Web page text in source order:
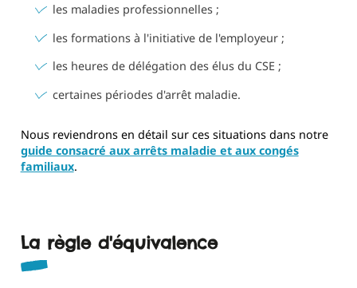
les maladies professionnelles ;
les formations à l'initiative de l'employeur ;
les heures de délégation des élus du CSE ;
certaines périodes d'arrêt maladie.
Nous reviendrons en détail sur ces situations dans notre
guide consacré aux arrêts maladie et aux congés
familiaux.
La règle d'équivalence